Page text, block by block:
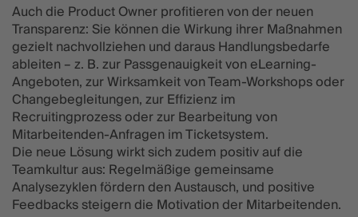
Auch die Product Owner profitieren von der neuen
Transparenz: Sie können die Wirkung ihrer Maßnahmen
gezielt nachvollziehen und daraus Handlungsbedarfe
ableiten – z. B. zur Passgenauigkeit von eLearning-
Angeboten, zur Wirksamkeit von Team-Workshops oder
Changebegleitungen, zur Effizienz im
Recruitingprozess oder zur Bearbeitung von
Mitarbeitenden-Anfragen im Ticketsystem.
Die neue Lösung wirkt sich zudem positiv auf die
Teamkultur aus: Regelmäßige gemeinsame
Analysezyklen fördern den Austausch, und positive
Feedbacks steigern die Motivation der Mitarbeitenden.